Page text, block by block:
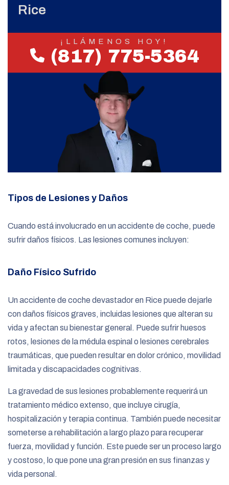
Rice
¡LLÁMENOS HOY!
(817) 775-5364
Tipos de Lesiones y Daños
Cuando está involucrado en un accidente de coche, puede
sufrir daños físicos. Las lesiones comunes incluyen:
Daño Físico Sufrido
Un accidente de coche devastador en Rice puede dejarle
con daños físicos graves, incluidas lesiones que alteran su
vida y afectan su bienestar general. Puede sufrir huesos
rotos, lesiones de la médula espinal o lesiones cerebrales
traumáticas, que pueden resultar en dolor crónico, movilidad
limitada y discapacidades cognitivas.
La gravedad de sus lesiones probablemente requerirá un
tratamiento médico extenso, que incluye cirugía,
hospitalización y terapia continua. También puede necesitar
someterse a rehabilitación a largo plazo para recuperar
fuerza, movilidad y función. Este puede ser un proceso largo
y costoso, lo que pone una gran presión en sus finanzas y
vida personal.